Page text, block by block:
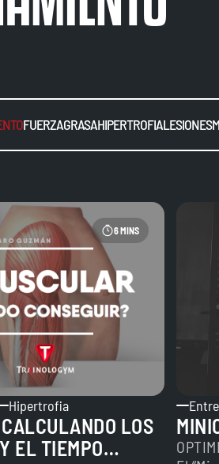
FUERZAGRASAHIPERTROFIALESIONES
6 MINS
Hipertrofia
LOS
EL TIEMPO